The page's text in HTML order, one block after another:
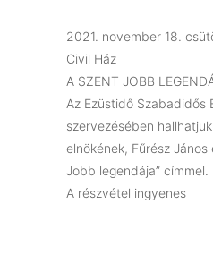
2021. november 18.
Civil Ház
A SZENT JOBB
Az Ezüstidő Szabadidős
szervezésében
elnökének, Fűrész János
Jobb legendája” címmel.
A részvétel ingyenes